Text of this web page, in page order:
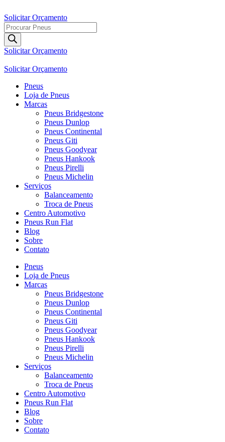
para
o
conteúdo
Solicitar Orçamento
Pesquisar
produtos
Solicitar Orçamento
Solicitar Orçamento
Pneus
Loja de Pneus
Marcas
Pneus Bridgestone
Pneus Dunlop
Pneus Continental
Pneus Giti
Pneus Goodyear
Pneus Hankook
Pneus Pirelli
Pneus Michelin
Serviços
Balanceamento
Troca de Pneus
Centro Automotivo
Pneus Run Flat
Blog
Sobre
Contato
Pneus
Loja de Pneus
Marcas
Pneus Bridgestone
Pneus Dunlop
Pneus Continental
Pneus Giti
Pneus Goodyear
Pneus Hankook
Pneus Pirelli
Pneus Michelin
Serviços
Balanceamento
Troca de Pneus
Centro Automotivo
Pneus Run Flat
Blog
Sobre
Contato